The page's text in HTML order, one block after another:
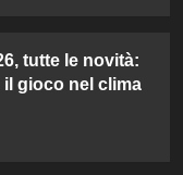
tutte le novità:
gioco nel clima